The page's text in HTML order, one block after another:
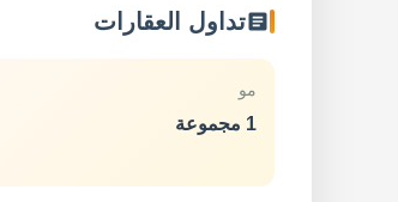
تداول العقارات
مو
1 مجموعة